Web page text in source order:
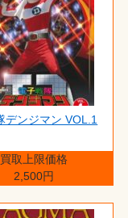
デンジマン VOL.1
買取上限価格
2,500円